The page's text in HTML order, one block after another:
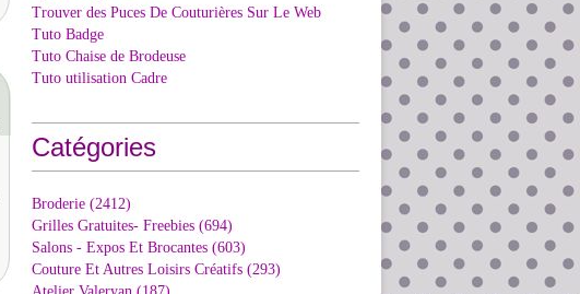
Trouver des Puces De Couturières Sur Le Web
Tuto Badge
Tuto Chaise de Brodeuse
Tuto utilisation Cadre
Catégories
Broderie (2412)
Grilles Gratuites- Freebies (694)
Salons - Expos Et Brocantes (603)
Couture Et Autres Loisirs Créatifs (293)